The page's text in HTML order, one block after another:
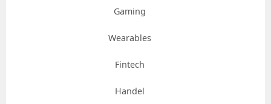
Gaming
Wearables
Fintech
Handel